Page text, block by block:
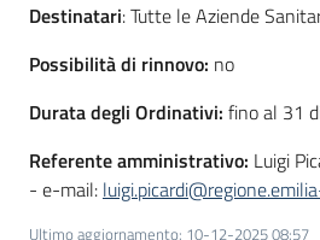
Seguici
su
Destinatari: Tutte le Aziende
Possibilità di rinnovo: no
Durata degli Ordinativi: fino al 31
Referente amministrativo: Luigi
- e-mail:
Ultimo aggiornamento: 10-12-2025 08:57